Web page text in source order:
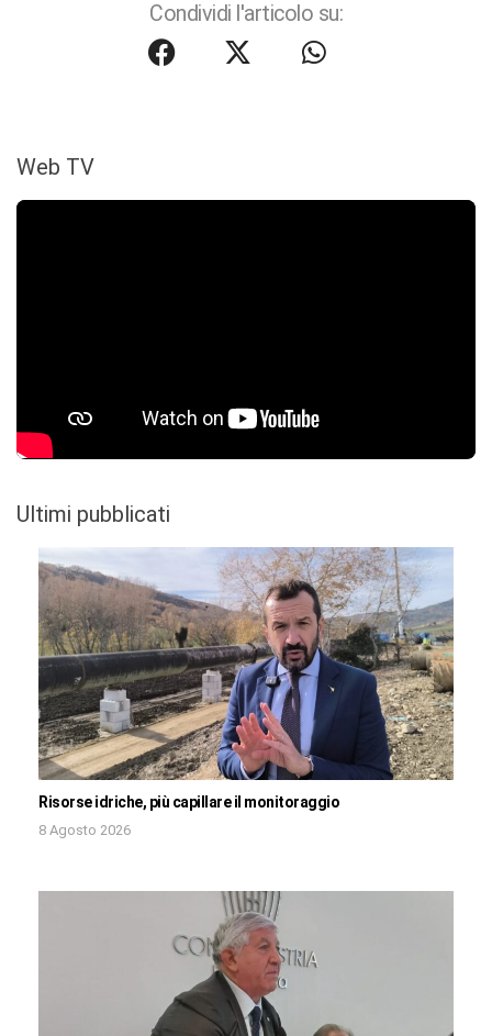
Condividi l'articolo su:
Web TV
Ultimi pubblicati
Risorse idriche, più capillare il monitoraggio
8 Agosto 2026